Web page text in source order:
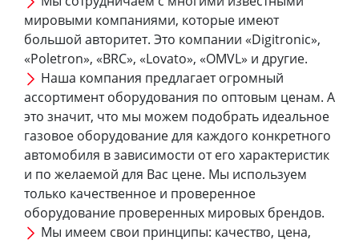
мировыми компаниями, которые имеют
большой авторитет. Это компании «Digitronic»,
«Poletron», «BRC», «Lovato», «OMVL» и другие.
Наша компания предлагает огромный
ассортимент оборудования по оптовым ценам. А
это значит, что мы можем подобрать идеальное
газовое оборудование для каждого конкретного
автомобиля в зависимости от его характеристик
и по желаемой для Вас цене. Мы используем
только качественное и проверенное
оборудование проверенных мировых брендов.
Мы имеем свои принципы: качество, цена,